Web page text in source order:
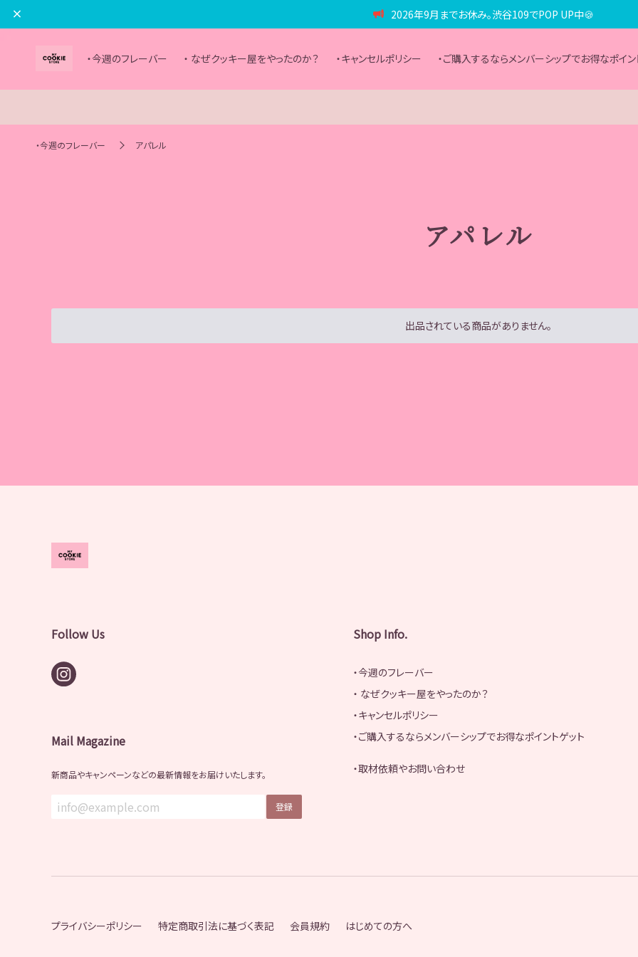
2026年9月までお休み。渋谷109でPOP UP中🍪
・今週のフレーバー ・ なぜクッキー屋をやったのか？ ・キャンセルポリシー ・ご購入するならメンバーシップでお得なポイン
・今週のフレーバー アパレル
アパレル
出品されている商品がありません。
Follow Us
Mail Magazine
新商品やキャンペーンなどの最新情報をお届けいたします。
登録
Shop Info.
・今週のフレーバー
・ なぜクッキー屋をやったのか？
・キャンセルポリシー
・ご購入するならメンバーシップでお得なポイントゲット
・取材依頼やお問い合わせ
プライバシーポリシー 特定商取引法に基づく表記 会員規約 はじめての方へ